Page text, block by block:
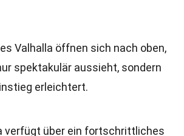
Valhalla öffnen sich nach oben,
spektakulär aussieht, sondern
erleichtert.
verfügt über ein fortschrittliches